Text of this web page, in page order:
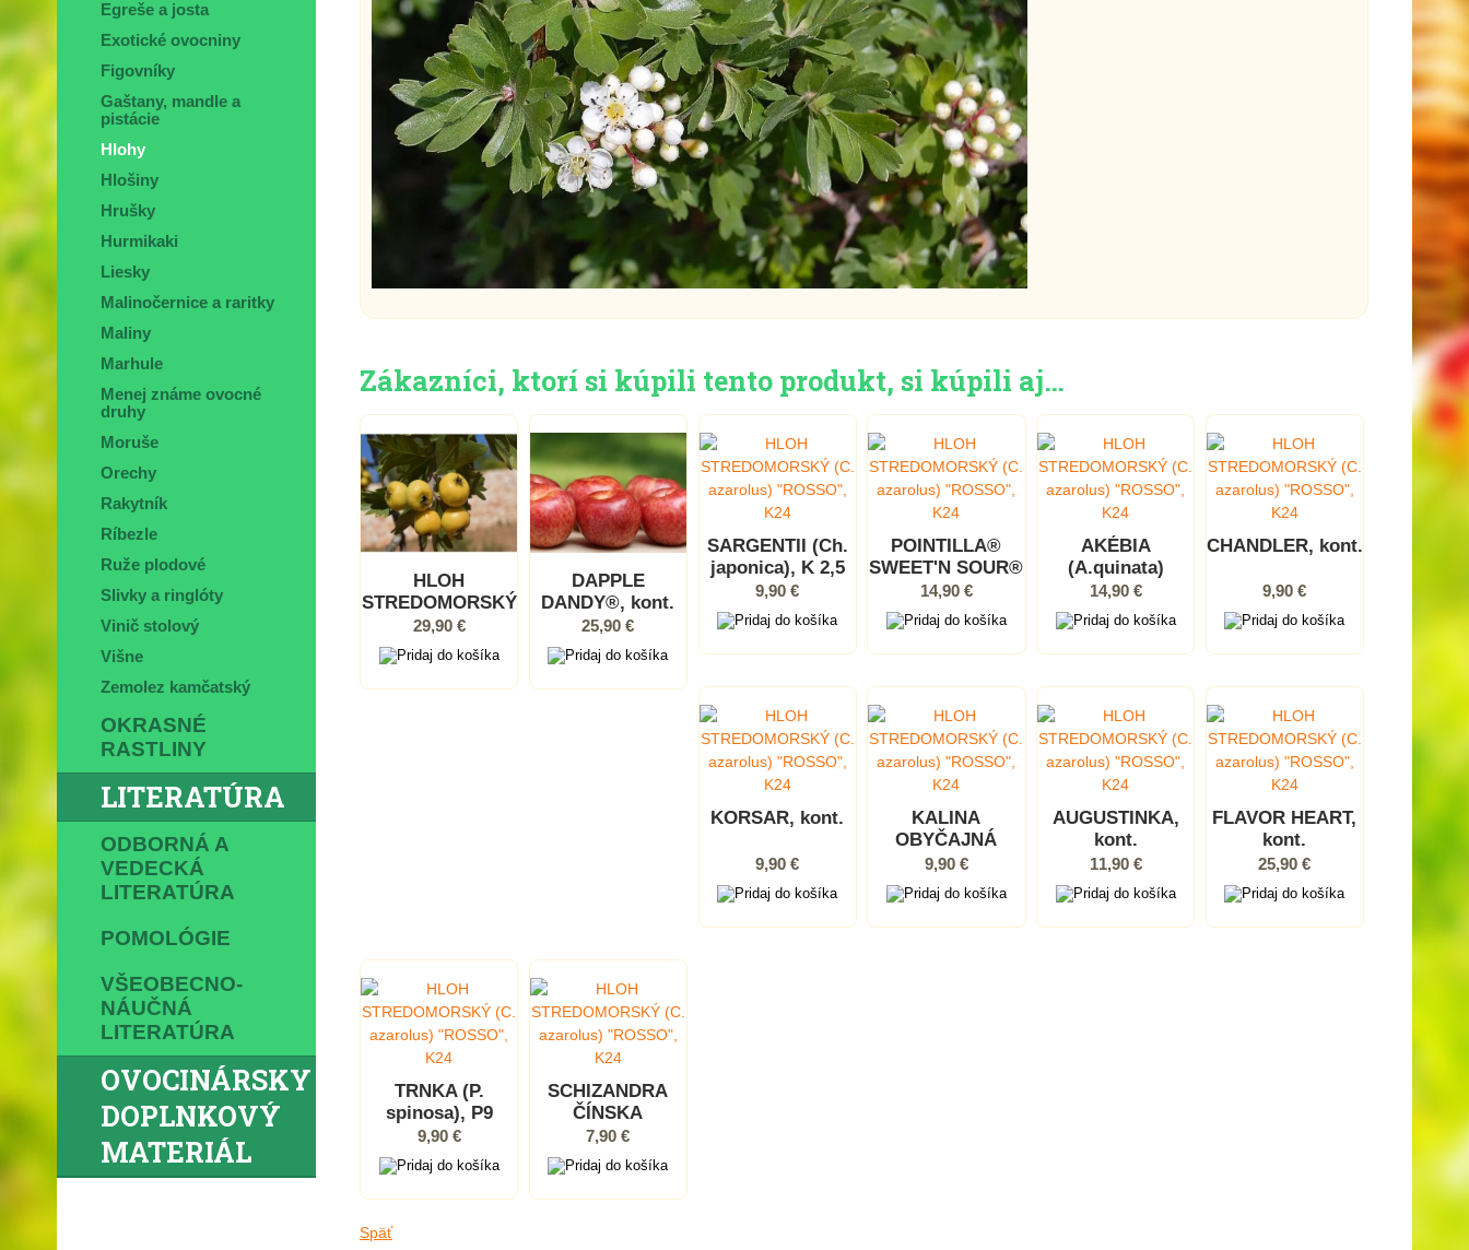
Egreše a josta
Exotické ovocniny
Figovníky
Gaštany, mandle a
pistácie
Hlohy
Hlošiny
Hrušky
Hurmikaki
Liesky
Malinočernice a raritky
Maliny
Marhule
Menej známe ovocné
druhy
Moruše
Orechy
Rakytník
Ríbezle
Ruže plodové
Slivky a ringlóty
Vinič stolový
Višne
Zemolez kamčatský
OKRASNÉ
RASTLINY
LITERATÚRA
ODBORNÁ A
VEDECKÁ
LITERATÚRA
POMOLÓGIE
VŠEOBECNO-
NÁUČNÁ
LITERATÚRA
OVOCINÁRSKY
DOPLNKOVÝ
MATERIÁL
Zákazníci, ktorí si kúpili tento produkt, si kúpili aj…
HLOH
STREDOMORSKÝ
(C. azarolus)
"BIANCO", K24
29,90 €
DAPPLE
DANDY®, kont.
25,90 €
SARGENTII (Ch.
japonica), K 2,5
9,90 €
POINTILLA®
SWEET'N SOUR®
(Elaeagnus
umbellata)
14,90 €
AKÉBIA
(A.quinata)
14,90 €
CHANDLER, kont.
9,90 €
KORSAR, kont.
9,90 €
KALINA
OBYČAJNÁ
(Viburnum
opulus), kont.
9,90 €
AUGUSTINKA,
kont.
11,90 €
FLAVOR HEART,
kont.
25,90 €
TRNKA (P.
spinosa), P9
9,90 €
SCHIZANDRA
ČÍNSKA
(Schisandra
chinensis), P9
7,90 €
Späť